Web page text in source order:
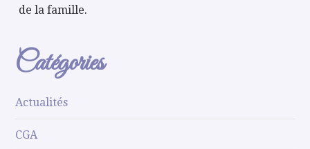
de la famille.
Catégories
Actualités
CGA